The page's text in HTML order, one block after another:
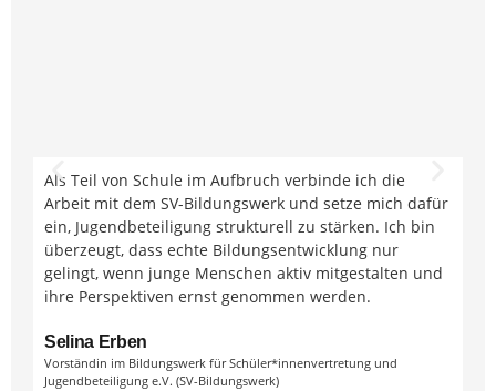
Als Teil von Schule im Aufbruch verbinde ich die
Arbeit mit dem SV-Bildungswerk und setze mich dafür
ein, Jugendbeteiligung strukturell zu stärken. Ich bin
überzeugt, dass echte Bildungsentwicklung nur
gelingt, wenn junge Menschen aktiv mitgestalten und
ihre Perspektiven ernst genommen werden.
Selina Erben
Vorständin im Bildungswerk für Schüler*innenvertretung und
Jugendbeteiligung e.V. (SV-Bildungswerk)